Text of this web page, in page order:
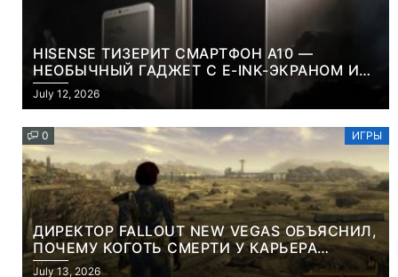
HISENSE ТИЗЕРИТ СМАРТФОН A10 —
НЕОБЫЧНЫЙ ГАДЖЕТ С E-INK-ЭКРАНОМ И
СЪЕМНОЙ LCD-ПАНЕЛЬЮ ДЛЯ ЦВЕТНОГО
КОНТЕНТА И СОЦСЕТЕЙ
July 12, 2026
0 ИГРЫ
ДИРЕКТОР FALLOUT NEW VEGAS ОБЪЯСНИЛ,
ПОЧЕМУ КОГОТЬ СМЕРТИ У КАРЬЕРА
НАМЕРЕННО СНОСИТ ВАМ ГОЛОВУ
July 13, 2026